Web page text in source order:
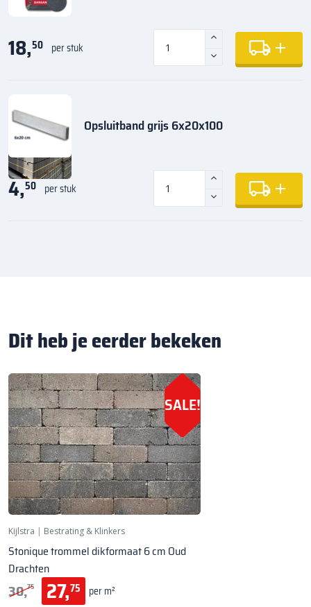
18,50 per stuk
Opsluitband grijs 6x20x100
4,50 per stuk
Dit heb je eerder bekeken
SALE!
Kijlstra | Bestrating & Klinkers
Stonique trommel dikformaat 6 cm Oud
Drachten
30,75 27,75
per m²